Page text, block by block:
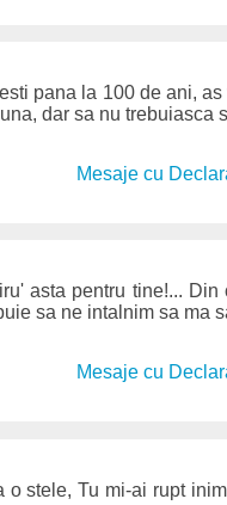
pana la 100 de ani,
dar sa nu trebuiasca
Mesaje cu
asta pentru tine!...
sa ne intalnim sa ma
Mesaje cu
o stele, Tu mi-ai rupt